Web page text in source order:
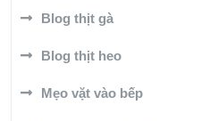
Blog thịt gà
Blog thịt heo
Mẹo vặt vào bếp